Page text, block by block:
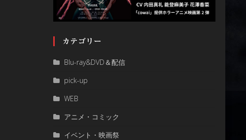
カテゴリー
Blu-ray&DVD＆配信
pick-up
WEB
アニメ・コミック
イベント・映画祭